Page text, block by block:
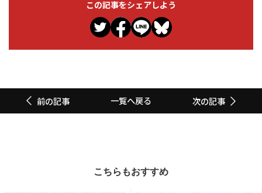
この記事をシェアしよう
前の記事 一覧へ戻る 次の記事
こちらもおすすめ